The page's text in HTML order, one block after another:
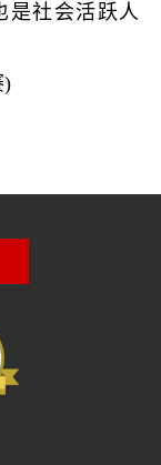
是社会活跃人
)